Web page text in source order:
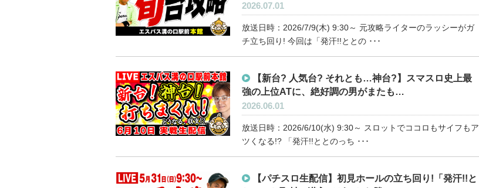
2026.07.01
放送日時：2026/7/9(木) 9:30～ 元攻略ライターのラッシーがガ
チ立ち回り! 今回は「発汗!!ととの ･･･
【新台? 人気台? それとも…神台?】スマスロ史上最
強の上位ATに、絶好調の男がまたも…
2026.06.01
放送日時：2026/6/10(水) 9:30～ スロットでココロもサイフもア
ツくなる!? 「発汗!!ととのっち ･･･
【パチスロ生配信】初見ホールの立ち回り!「発汗!!と